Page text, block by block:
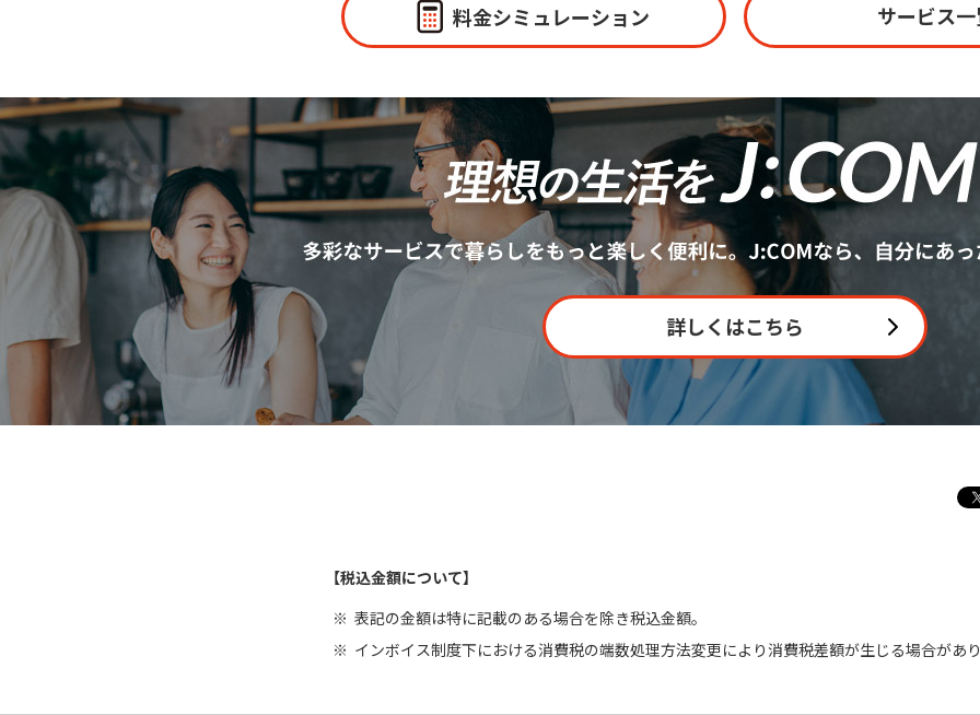
料金シミュレーション サービス
詳しくはこちら
【税込金額について】
表記の金額は特に記載のある場合を除き税込金額。
インボイス制度下における消費税の端数処理方法変更により消費税差額が生じる場合があ